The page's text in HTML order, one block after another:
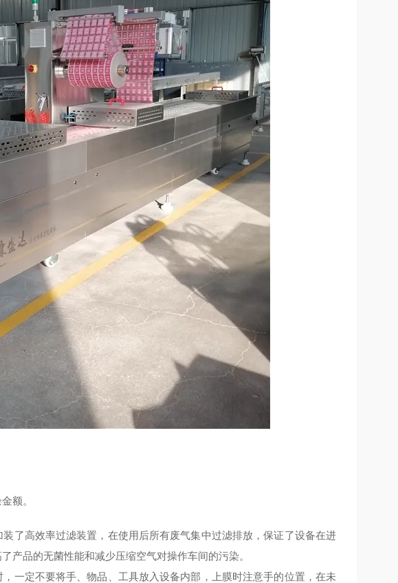
额。
了高效率过滤装置，在使用后所有废气集中过滤排放，保证了设备在进
产品的无菌性能和减少压缩空气对操作车间的污染。
一定不要将手、物品、工具放入设备内部，上膜时注意手的位置，在未